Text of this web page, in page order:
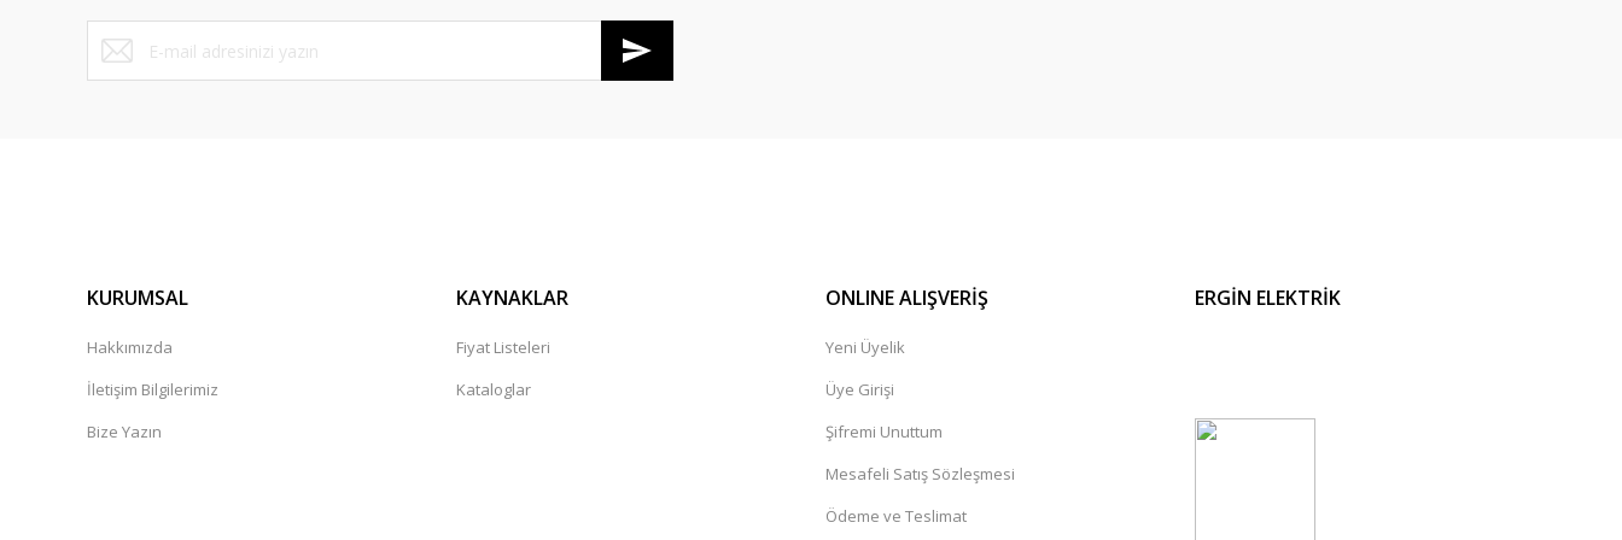
KURUMSAL
Hakkımızda
İletişim Bilgilerimiz
Bize Yazın
KAYNAKLAR
Fiyat Listeleri
Kataloglar
ONLINE ALIŞVERİŞ
Yeni Üyelik
Üye Girişi
Şifremi Unuttum
Mesafeli Satış Sözleşmesi
Ödeme ve Teslimat
ERGİN ELEKTRİK